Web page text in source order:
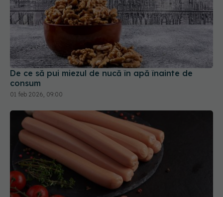
De ce să pui miezul de nucă în apă înainte de
consum
01 feb 2026, 09:00
Ce să faci ca să nu mai crape crenvurștii când îi